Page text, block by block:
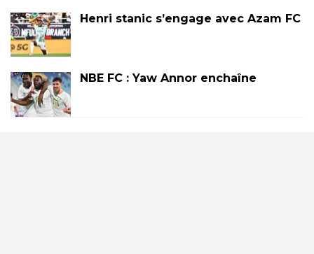
Henri stanic s’engage avec Azam FC
NBE FC : Yaw Annor enchaîne